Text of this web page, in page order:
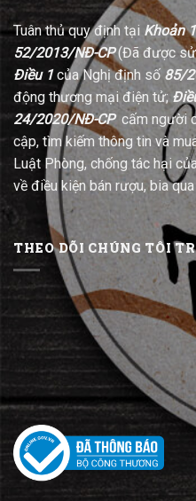
Tuân thủ quy định tại Khoản
52/2013/NĐ-CP(Đã được
Điều 1của Nghị định số 85/
động thương mại điện tử;
24/2020/NĐ-CPcấm người
cập, tìm kiếm thông tin và
Luật Phòng, chống tác hại
về điều kiện bán rượu, bia
THEO DÕI CHÚNG TÔI